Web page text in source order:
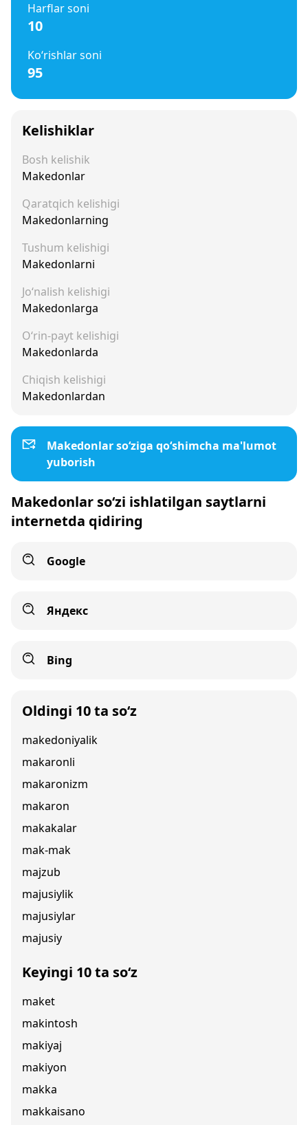
Harflar soni
10
Ko‘rishlar soni
95
Kelishiklar
Bosh kelishik
Makedonlar
Qaratqich kelishigi
Makedonlarning
Tushum kelishigi
Makedonlarni
Jo‘nalish kelishigi
Makedonlarga
O‘rin-payt kelishigi
Makedonlarda
Chiqish kelishigi
Makedonlardan
Makedonlar so‘ziga qo‘shimcha ma'lumot
yuborish
Makedonlar so‘zi ishlatilgan saytlarni
internetda qidiring
Google
Яндекс
Bing
Oldingi 10 ta so‘z
makedoniyalik
makaronli
makaronizm
makaron
makakalar
mak-mak
majzub
majusiylik
majusiylar
majusiy
Keyingi 10 ta so‘z
maket
makintosh
makiyaj
makiyon
makka
makkaisano